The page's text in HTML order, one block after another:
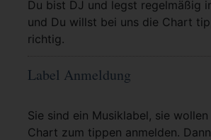
Du bist DJ und legst regelmäßig
und Du willst bei uns die Chart
richtig.
Label Anmeldung
Sie sind ein Musiklabel, sie
Chart zum tippen anmelden.
Mehr Info